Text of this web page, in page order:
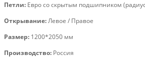
Петли: Евро со скрытым подшипником
Открывание:Левое / Правое
Размер: 1200*2050 мм
Производство: Россия